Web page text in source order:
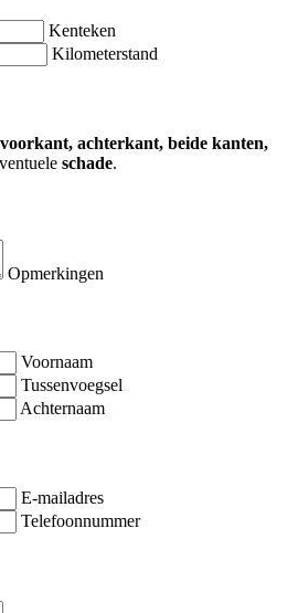
Kenteken
Kilometerstand
voorkant, achterkant, beide kanten,
schade.
Opmerkingen
Voornaam
Tussenvoegsel
Achternaam
E-mailadres
Telefoonnummer